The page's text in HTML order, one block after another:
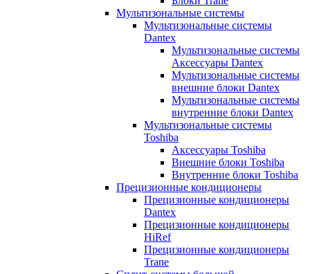
Мультизональные системы
Мультизональные системы
Dantex
Мультизональные системы
Аксессуары Dantex
Мультизональные системы
внешние блоки Dantex
Мультизональные системы
внутренние блоки Dantex
Мультизональные системы
Toshiba
Аксессуары Toshiba
Внешние блоки Toshiba
Внутренние блоки Toshiba
Прецизионные кондиционеры
Прецизионные кондиционеры
Dantex
Прецизионные кондиционеры
HiRef
Прецизионные кондиционеры
Trane